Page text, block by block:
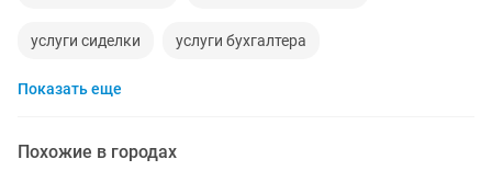
услуги сиделки услуги бухгалтера
услуги кафельщика
Показать еще
Похожие в городах